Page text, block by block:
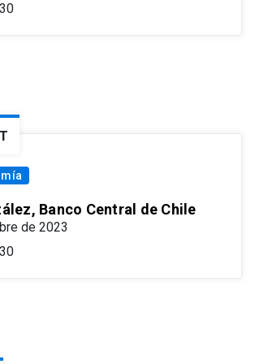
Banco Central de Chile
de 2023